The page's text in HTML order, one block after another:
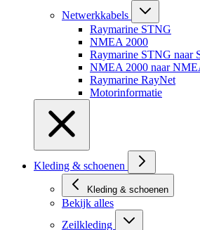
Netwerkkabels
Raymarine STNG
NMEA 2000
Raymarine STNG naar
NMEA 2000 naar
Raymarine RayNet
Motorinformatie
Kleding & schoenen
Kleding & schoenen
Bekijk alles
Zeilkleding